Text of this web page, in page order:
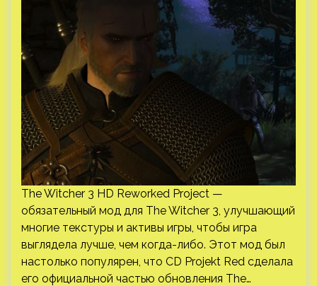
The Witcher 3 HD Reworked Project —
обязательный мод для The Witcher 3, улучшающий
многие текстуры и активы игры, чтобы игра
выглядела лучше, чем когда-либо. Этот мод был
настолько популярен, что CD Projekt Red сделала
его официальной частью обновления The…